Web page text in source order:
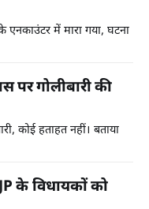
में मारा गया, घटना
पर गोलीबारी की
कोई हताहत नहीं। बताया
के विधायकों को